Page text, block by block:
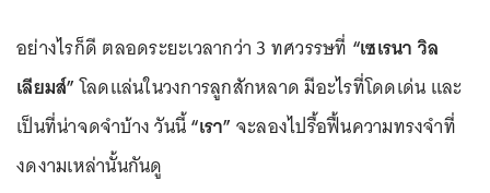
อย่างไรก็ดี ตลอดระยะเวลากว่า 3 ทศวรรษที่ “เซเรนา วิล
เลียมส์”โลดแล่นในวงการลูกสักหลาด มีอะไรที่โดดเด่น และ
เป็นที่น่าจดจำบ้าง วันนี้“เรา” จะลองไปรื้อฟื้นความทรงจำที่
งดงามเหล่านั้นกันดู